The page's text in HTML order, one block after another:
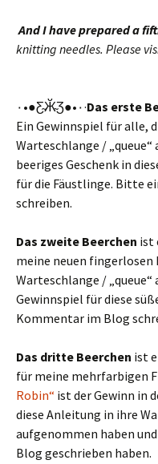
And I have prepared a
knitting needles. Please
٠•●Ƹ̴Ӂ̴Ʒ●•٠·Das erste
Ein Gewinnspiel für alle,
Warteschlange /
beeriges Geschenk in
für die Fäustlinge. Bitte
schreiben.
Das zweite Beerchen ist
meine neuen fingerlosen
Warteschlange /
Gewinnspiel für diese
Kommentar im Blog
Das dritte Beerchen ist
für meine mehrfarbigen
Robin“ ist der Gewinn in
diese Anleitung in ihre
aufgenommen haben
Blog geschrieben haben.